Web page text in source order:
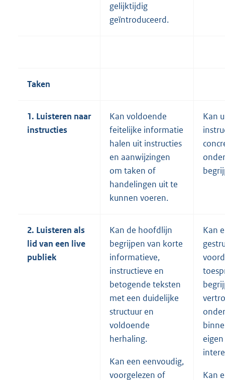
gelijktijdig
geïntroduceerd.
Taken
1. Luisteren naar
instructies
Kan voldoende
feitelijke informatie
halen uit instructies
en aanwijzingen
om taken of
handelingen uit te
kunnen voeren.
Kan
2. Luisteren als
lid van een live
publiek
Kan de hoofdlijn
begrijpen van korte
informatieve,
instructieve en
betogende teksten
met een duidelijke
structuur en
voldoende
herhaling.
Kan een eenvoudig,
voorgelezen of
Kan
Kan